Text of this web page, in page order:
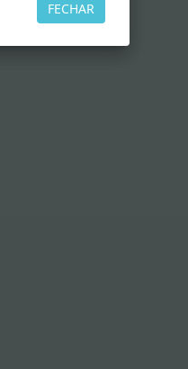
FECHAR